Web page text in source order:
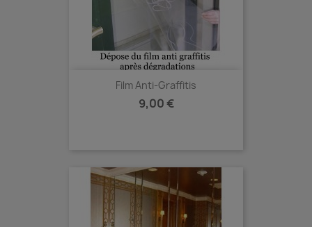
Film Anti-Graffitis
Prix
9,00 €